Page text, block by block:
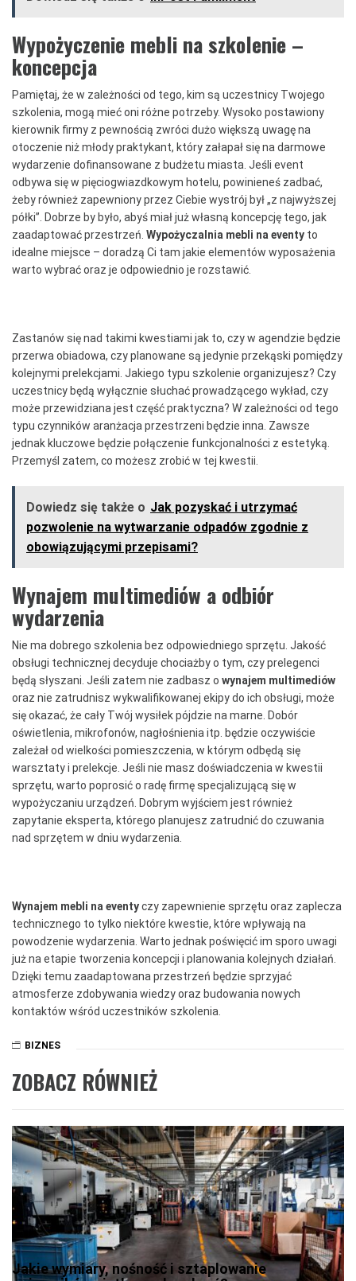
Wypożyczenie mebli na szkolenie –
koncepcja
Pamiętaj, że w zależności od tego, kim są uczestnicy Twojego
szkolenia, mogą mieć oni różne potrzeby. Wysoko postawiony
kierownik firmy z pewnością zwróci dużo większą uwagę na
otoczenie niż młody praktykant, który załapał się na darmowe
wydarzenie dofinansowane z budżetu miasta. Jeśli event
odbywa się w pięciogwiazdkowym hotelu, powinieneś zadbać,
żeby również zapewniony przez Ciebie wystrój był „z najwyższej
półki”. Dobrze by było, abyś miał już własną koncepcję tego, jak
zaadaptować przestrzeń. Wypożyczalnia mebli na eventy to
idealne miejsce – doradzą Ci tam jakie elementów wyposażenia
warto wybrać oraz je odpowiednio je rozstawić.
Zastanów się nad takimi kwestiami jak to, czy w agendzie będzie
przerwa obiadowa, czy planowane są jedynie przekąski pomiędzy
kolejnymi prelekcjami. Jakiego typu szkolenie organizujesz? Czy
uczestnicy będą wyłącznie słuchać prowadzącego wykład, czy
może przewidziana jest część praktyczna? W zależności od tego
typu czynników aranżacja przestrzeni będzie inna. Zawsze
jednak kluczowe będzie połączenie funkcjonalności z estetyką.
Przemyśl zatem, co możesz zrobić w tej kwestii.
Dowiedz się także o Jak pozyskać i utrzymać
pozwolenie na wytwarzanie odpadów zgodnie z
obowiązującymi przepisami?
Wynajem multimediów a odbiór
wydarzenia
Nie ma dobrego szkolenia bez odpowiedniego sprzętu. Jakość
obsługi technicznej decyduje chociażby o tym, czy prelegenci
będą słyszani. Jeśli zatem nie zadbasz o wynajem multimediów
oraz nie zatrudnisz wykwalifikowanej ekipy do ich obsługi, może
się okazać, że cały Twój wysiłek pójdzie na marne. Dobór
oświetlenia, mikrofonów, nagłośnienia itp. będzie oczywiście
zależał od wielkości pomieszczenia, w którym odbędą się
warsztaty i prelekcje. Jeśli nie masz doświadczenia w kwestii
sprzętu, warto poprosić o radę firmę specjalizującą się w
wypożyczaniu urządzeń. Dobrym wyjściem jest również
zapytanie eksperta, którego planujesz zatrudnić do czuwania
nad sprzętem w dniu wydarzenia.
Wynajem mebli na eventyczy zapewnienie sprzętu oraz zaplecza
technicznego to tylko niektóre kwestie, które wpływają na
powodzenie wydarzenia. Warto jednak poświęcić im sporo uwagi
już na etapie tworzenia koncepcji i planowania kolejnych działań.
Dzięki temu zaadaptowana przestrzeń będzie sprzyjać
atmosferze zdobywania wiedzy oraz budowania nowych
kontaktów wśród uczestników szkolenia.
BIZNES
ZOBACZ RÓWNIEŻ
Jakie wymiary, nośność i sztaplowanie